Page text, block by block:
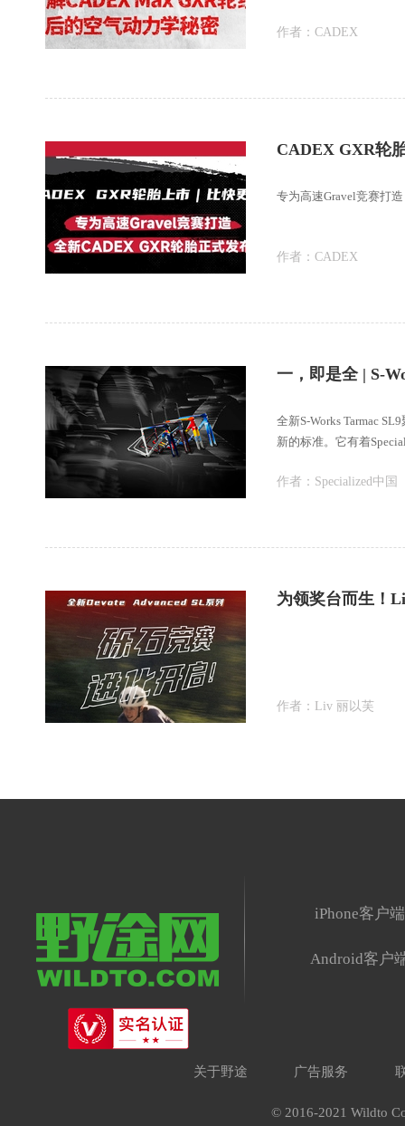
作者： CADEX
CADEX GXR轮
专为高速Gravel竞赛打
作者： CADEX
一，即是全 | S-
全新S-Works Tarmac
新的标准。它有着
作者： Specialized中国
作者： Liv 丽以芙
iPhone客户端
Android客户
关于野途 广告服务
© 2016-2021 Wildto